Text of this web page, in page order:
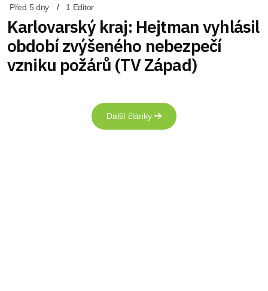
Před 5 dny 1 Editor
Karlovarský kraj: Hejtman vyhlásil
období zvýšeného nebezpečí
vzniku požárů (TV Západ)
Další články